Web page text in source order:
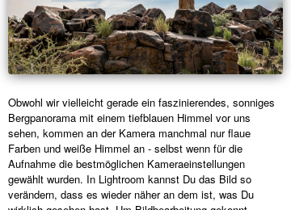
Obwohl wir vielleicht gerade ein faszinierendes, sonniges
Bergpanorama mit einem tiefblauen Himmel vor uns
sehen, kommen an der Kamera manchmal nur flaue
Farben und weiße Himmel an - selbst wenn für die
Aufnahme die bestmöglichen Kameraeinstellungen
gewählt wurden. In Lightroom kannst Du das Bild so
verändern, dass es wieder näher an dem ist, was Du